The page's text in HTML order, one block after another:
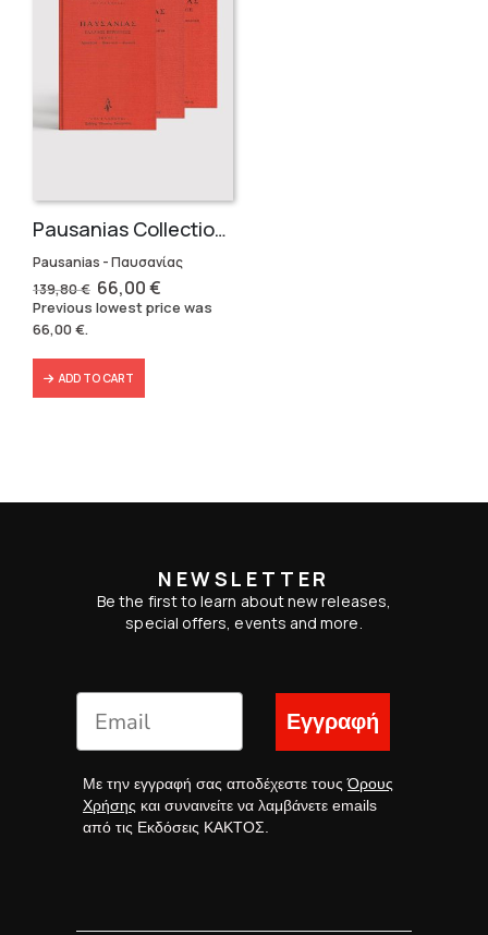
Pausanias Collection – Hardbound (3 volumes)
Pausanias - Παυσανίας
139,80€ Original
price
was:
66,00€Current
price
is:
Previous lowest price was
66,00€.
ADD TO CART
NEWSLETTER
Be the first to learn about new releases,
special offers, events and more.
Εγγραφή
Με την εγγραφή σας αποδέχεστε τουςΌρους
Χρήσης και συναινείτε να λαμβάνετε emails
από τις Εκδόσεις ΚΑΚΤΟΣ.